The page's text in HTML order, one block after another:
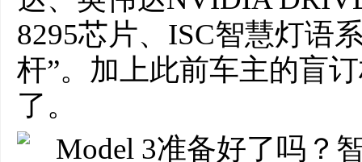
8295芯片、ISC智慧灯语
杆”。加上此前车主的盲
了。